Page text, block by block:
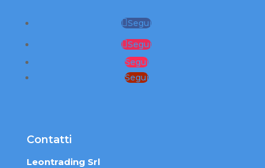
Segui
Segui
Segui
Segui
Contatti
Leontrading Srl